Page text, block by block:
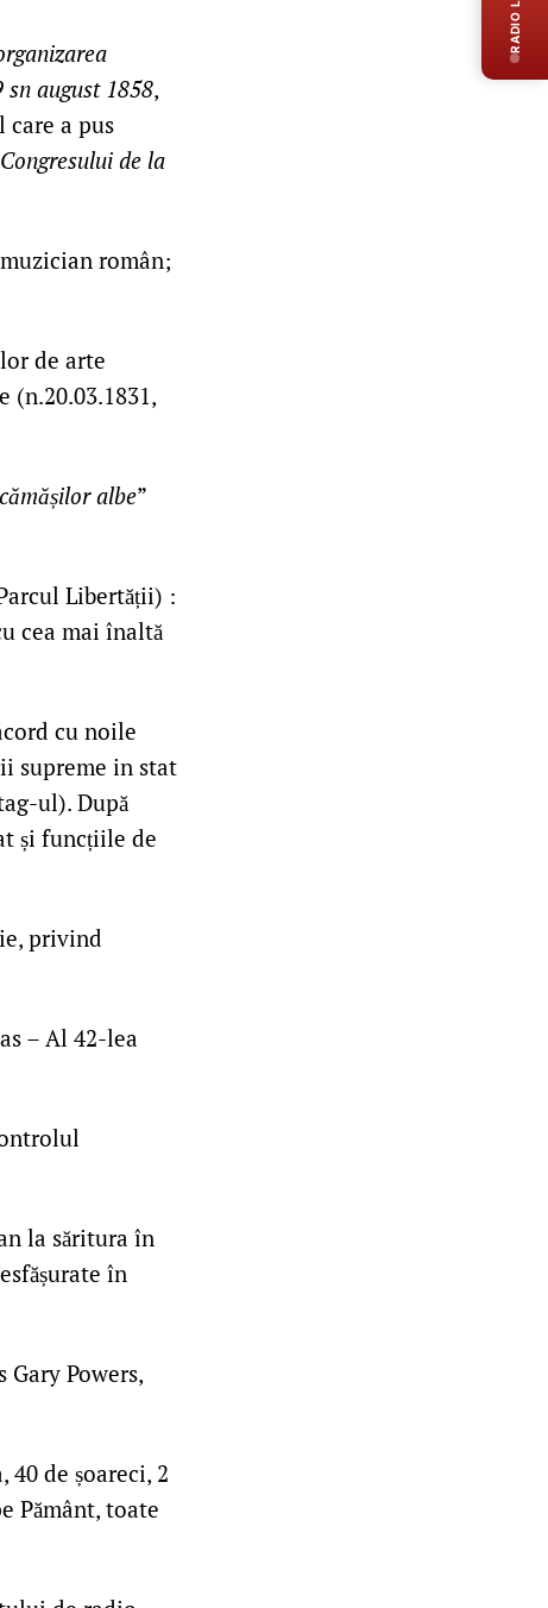
august 1858,
care a pus
Congresului de la
român;
de arte
(n.20.03.1831,
cămășilor albe”
Libertății) :
cea mai înaltă
cu noile
supreme in stat
ul). După
și funcțiile de
privind
– Al 42-lea
la săritura în
în
Powers,
40 de șoareci, 2
Pământ, toate
RADIO LIVE